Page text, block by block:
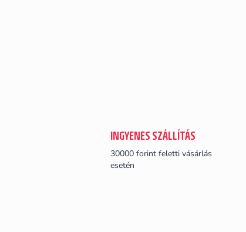
INGYENES SZÁLLÍTÁS
30000 forint feletti vásárlás
esetén